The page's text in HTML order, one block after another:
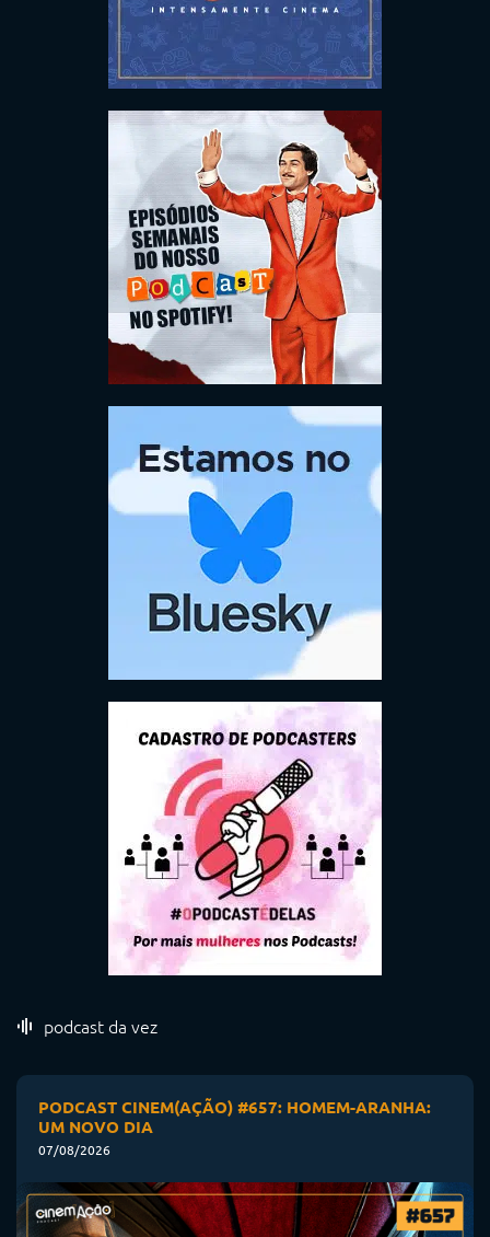
podcast da vez
PODCAST CINEM(AÇÃO) #657: HOMEM-ARANHA:
UM NOVO DIA
07/08/2026